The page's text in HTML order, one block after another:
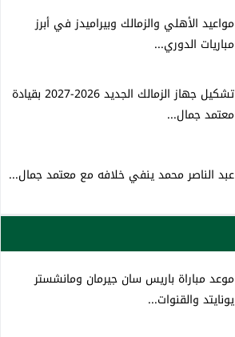
مواعيد الأهلي والزمالك وبيراميدز في أبرز
مباريات الدوري...
تشكيل جهاز الزمالك الجديد 2026-2027 بقيادة
معتمد جمال...
عبد الناصر محمد ينفي خلافه مع معتمد جمال...
موعد مباراة باريس سان جيرمان ومانشستر
يونايتد والقنوات...